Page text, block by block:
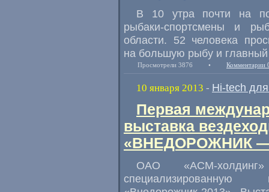
В 10 утра почти на
рыбаки-спортсмены и
области. 52 человека
на большую рыбу и главный
Просмотрели 3876 • Комментарии
10 января 2013 - Hi-tech
Первая
выставка
«ВНЕДОРОЖНИК —
ОАО «АСМ-